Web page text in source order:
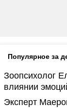
Популярное за
Зоопсихолог
влиянии
Эксперт